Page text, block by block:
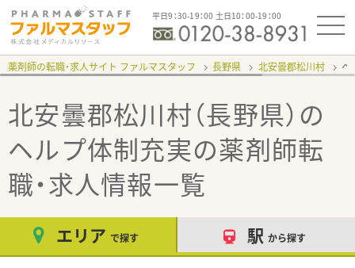
平日9：30-19：00 土日10：00-19：00
薬剤師の転職・求人サイト ファルマスタッフ 長野県 北安曇郡松川村 ヘ
北安曇郡松川村（長野県）の
ヘルプ体制充実の薬剤師転
職・求人情報一覧
エリア で探す 駅 から探す